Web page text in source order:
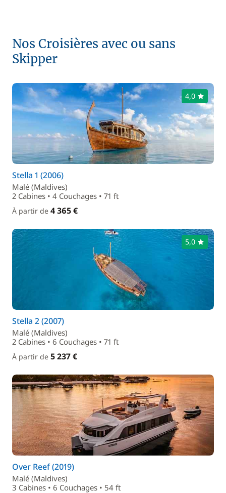
Nos Croisières avec ou sans
Skipper
4,0
Stella 1 (2006)
Malé (Maldives)
2 Cabines • 4 Couchages • 71 ft
À partir de 4 365 €
5,0
Stella 2 (2007)
Malé (Maldives)
2 Cabines • 6 Couchages • 71 ft
À partir de 5 237 €
Over Reef (2019)
Malé (Maldives)
3 Cabines • 6 Couchages • 54 ft